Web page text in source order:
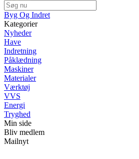
Byg Og Indret
Kategorier
Nyheder
Have
Indretning
Påklædning
Maskiner
Materialer
Værktøj
VVS
Energi
Tryghed
Min side
Bliv medlem
Mailnyt